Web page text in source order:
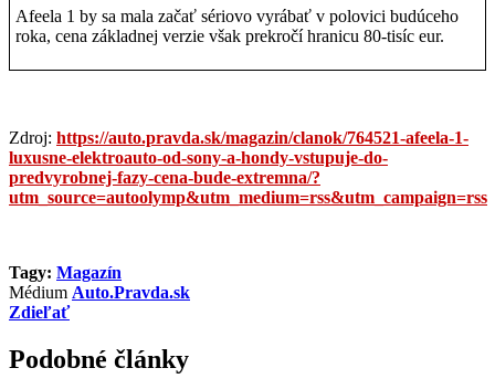
Afeela 1 by sa mala začať sériovo vyrábať v polovici budúceho
roka, cena základnej verzie však prekročí hranicu 80-tisíc eur.
Zdroj: https://auto.pravda.sk/magazin/clanok/764521-afeela-1-
luxusne-elektroauto-od-sony-a-hondy-vstupuje-do-
predvyrobnej-fazy-cena-bude-extremna/?
utm_source=autoolymp&utm_medium=rss&utm_campaign=rss
Tagy: Magazín
Médium Auto.Pravda.sk
Zdieľať
Podobné články